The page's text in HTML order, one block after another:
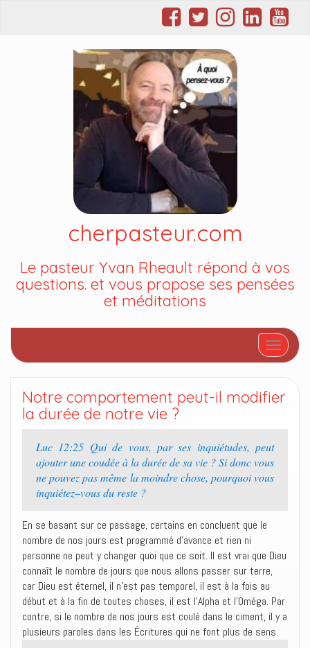
cherpasteur.com
Le pasteur Yvan Rheault répond à vos
questions. et vous propose ses pensées
et méditations
Afficher/
Notre comportement peut-il modifier
la durée de notre vie ?
Luc 12:25 Qui de vous, par ses inquiétudes, peut
ajouter une coudée à la durée de sa vie ? Si donc vous
ne pouvez pas même la moindre chose, pourquoi vous
inquiétez–vous du reste ?
En se basant sur ce passage, certains en concluent que le
nombre de nos jours est programmé d’avance et rien ni
personne ne peut y changer quoi que ce soit. Il est vrai que Dieu
connaît le nombre de jours que nous allons passer sur terre,
car Dieu est éternel, il n’est pas temporel, il est à la fois au
début et à la fin de toutes choses, il est l’Alpha et l’Oméga. Par
contre, si le nombre de nos jours est coulé dans le ciment, il y a
plusieurs paroles dans les Écritures qui ne font plus de sens.